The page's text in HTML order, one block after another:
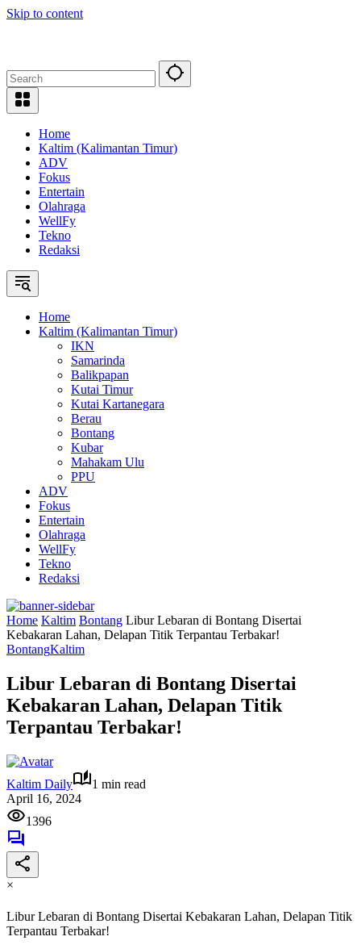
Skip to content
Home
Kaltim (Kalimantan Timur)
ADV
Fokus
Entertain
Olahraga
WellFy
Tekno
Redaksi
Home
Kaltim (Kalimantan Timur)
IKN
Samarinda
Balikpapan
Kutai Timur
Kutai Kartanegara
Berau
Bontang
Kubar
Mahakam Ulu
PPU
ADV
Fokus
Entertain
Olahraga
WellFy
Tekno
Redaksi
Home Kaltim Bontang Libur Lebaran di Bontang Disertai
Kebakaran Lahan, Delapan Titik Terpantau Terbakar!
BontangKaltim
Libur Lebaran di Bontang Disertai
Kebakaran Lahan, Delapan Titik
Terpantau Terbakar!
Kaltim Daily
1 min read
April 16, 2024
1396
×
Libur Lebaran di Bontang Disertai Kebakaran Lahan, Delapan Titik
Terpantau Terbakar!